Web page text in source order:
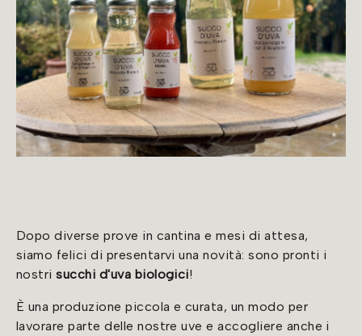
Dopo diverse prove in cantina e mesi di attesa,
siamo felici di presentarvi una novità: sono pronti i
nostrisucchi d'uva biologici!
È una produzione piccola e curata, un modo per
lavorare parte delle nostre uve e accogliere anche i